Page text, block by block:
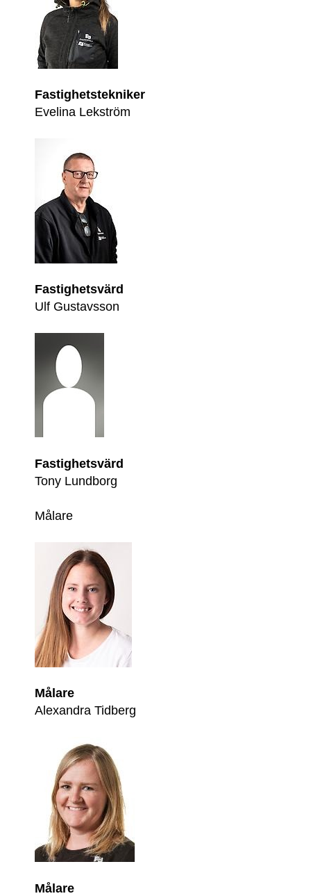
Fastighetstekniker
Evelina Lekström
Fastighetsvärd
Ulf Gustavsson
Fastighetsvärd
Tony Lundborg
Målare
Målare
Alexandra Tidberg
Målare